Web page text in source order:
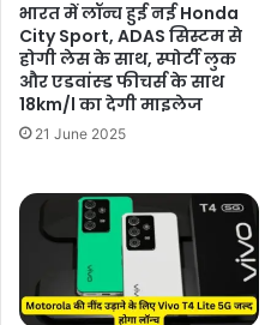
भारत में लॉन्च हुई नई Honda
City Sport, ADAS सिस्टम से
होगी लेस के साथ, स्पोर्टी लुक
और एडवांस्ड फीचर्स के साथ
18km/l का देगी माइलेज
21 June 2025